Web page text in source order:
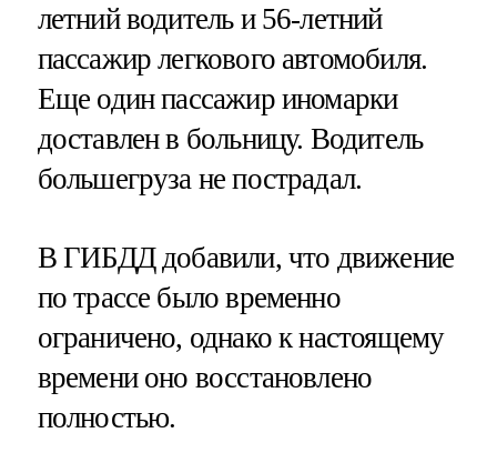
летний водитель и 56-летний
пассажир легкового автомобиля.
Еще один пассажир иномарки
доставлен в больницу. Водитель
большегруза не пострадал.
В ГИБДД добавили, что движение
по трассе было временно
ограничено, однако к настоящему
времени оно восстановлено
полностью.